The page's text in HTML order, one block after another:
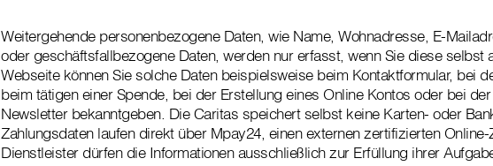
Weitergehende personenbezogene Daten, wie Name, Wohnadresse, E-
oder geschäftsfallbezogene Daten, werden nur erfasst, wenn Sie diese selbst
Webseite können Sie solche Daten beispielsweise beim Kontaktformular, bei
beim tätigen einer Spende, bei der Erstellung eines Online Kontos oder bei
Newsletter bekanntgeben. Die Caritas speichert selbst keine Karten- oder
Zahlungsdaten laufen direkt über Mpay24, einen externen zertifizierten
Dienstleister dürfen die Informationen ausschließlich zur Erfüllung ihrer